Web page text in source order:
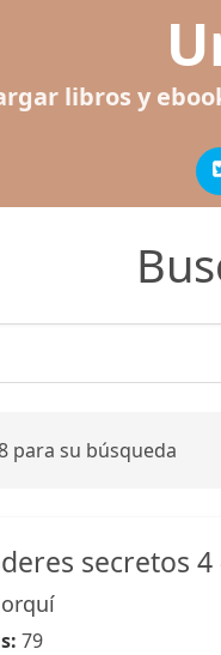
libros y
para su búsqueda
secretos 4
79